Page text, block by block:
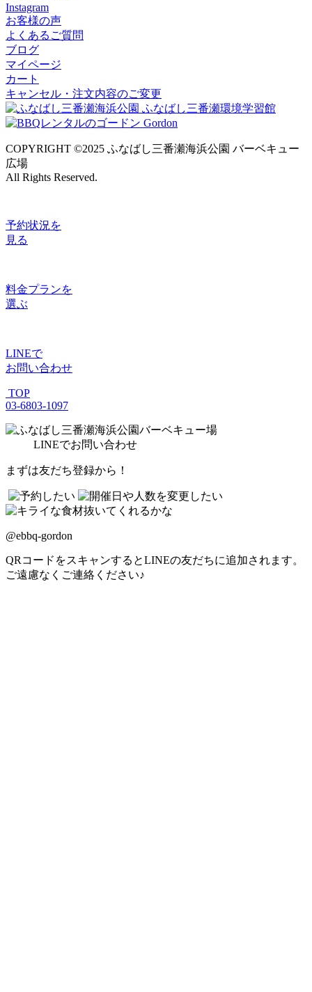
Instagram
お客様の声
よくあるご質問
ブログ
マイページ
カート
キャンセル・注文内容のご変更
COPYRIGHT ©2025 ふなばし三番瀬海浜公園 バーベキュー
広場
All Rights Reserved.
予約状況を
見る
料金プランを
選ぶ
LINEで
お問い合わせ
TOP
03-6803-1097
LINEでお問い合わせ
まずは友だち登録から！
@ebbq-gordon
QRコードをスキャンするとLINEの友だちに追加されます。
ご遠慮なくご連絡ください♪